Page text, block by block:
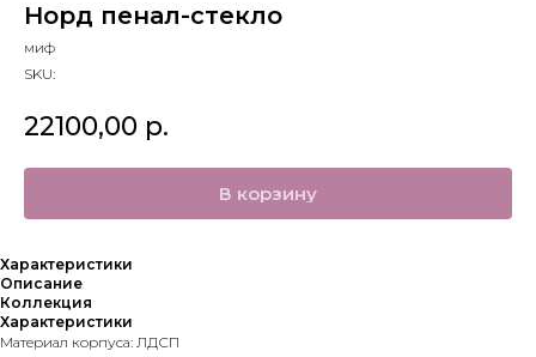
Норд пенал-стекло
миф
SKU:
22100,00 р.
В корзину
Характеристики
Описание
Коллекция
Характеристики
Материал корпуса: ЛДСП